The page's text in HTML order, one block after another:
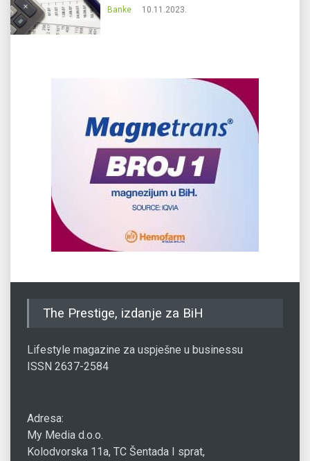
Banke 10.11.2023.
The Prestige, izdanje za BiH
Lifestyle magazine za uspješne u businessu
ISSN 2637-2584
Adresa:
My Media d.o.o.
Kolodvorska 11a, TC Šentada I sprat,